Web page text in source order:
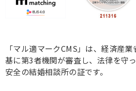
「マル適マークCMS」は、経済産
基に第3者機関が審査し、法律を守
安全の結婚相談所の証です。